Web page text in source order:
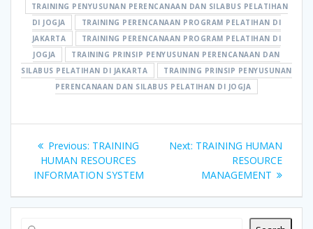
TRAINING PENYUSUNAN PERENCANAAN DAN SILABUS PELATIHAN
DI JOGJA
TRAINING PERENCANAAN PROGRAM PELATIHAN DI
JAKARTA
TRAINING PERENCANAAN PROGRAM PELATIHAN DI
JOGJA
TRAINING PRINSIP PENYUSUNAN PERENCANAAN DAN
SILABUS PELATIHAN DI JAKARTA
TRAINING PRINSIP PENYUSUNAN
PERENCANAAN DAN SILABUS PELATIHAN DI JOGJA
Post
navigation
Previous: Previous
post:
TRAINING
HUMAN RESOURCES
INFORMATION SYSTEM
Next: Next
TRAINING HUMAN
RESOURCE
MANAGEMENT